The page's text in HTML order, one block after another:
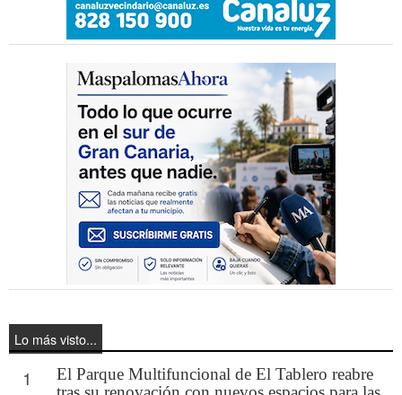
Lo más visto...
1
El Parque Multifuncional de El Tablero reabre